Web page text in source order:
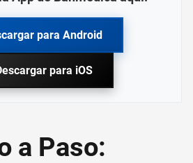
para Android
para iOS
a Paso: